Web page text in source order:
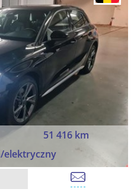
51 416 km
elektryczny